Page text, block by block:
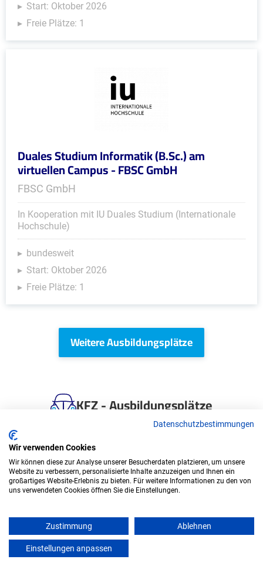
Start: Oktober 2026
Freie Plätze: 1
Duales Studium Informatik (B.Sc.) am
virtuellen Campus - FBSC GmbH
FBSC GmbH
In Kooperation mit IU Duales Studium (Internationale
Hochschule)
bundesweit
Start: Oktober 2026
Freie Plätze: 1
Weitere Ausbildungsplätze
KFZ - Ausbildungsplätze
Ausbildung: Land- und
Baumaschinenmechatroniker/in (m/w/d)
Datenschutzbestimmungen
Wir verwenden Cookies
Wir können diese zur Analyse unserer Besucherdaten platzieren, um unsere
Website zu verbessern, personalisierte Inhalte anzuzeigen und Ihnen ein
großartiges Website-Erlebnis zu bieten. Für weitere Informationen zu den von
uns verwendeten Cookies öffnen Sie die Einstellungen.
Zustimmung Ablehnen
Einstellungen anpassen